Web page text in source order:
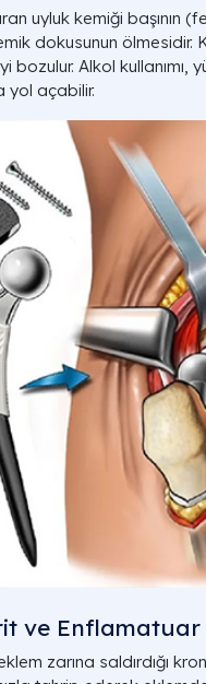
uyluk kemiği başının
dokusunun
bozulur. Alkol
yol açabilir.
ve Enflamatuar
zarına saldırdığı